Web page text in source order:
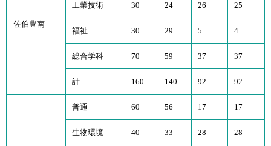
佐伯豊南
工業技術 30 24 26 25
福祉 30 29 5 4
総合学科 70 59 37 37
計 160 140 92 92
普通 60 56 17 17
生物環境 40 33 28 28